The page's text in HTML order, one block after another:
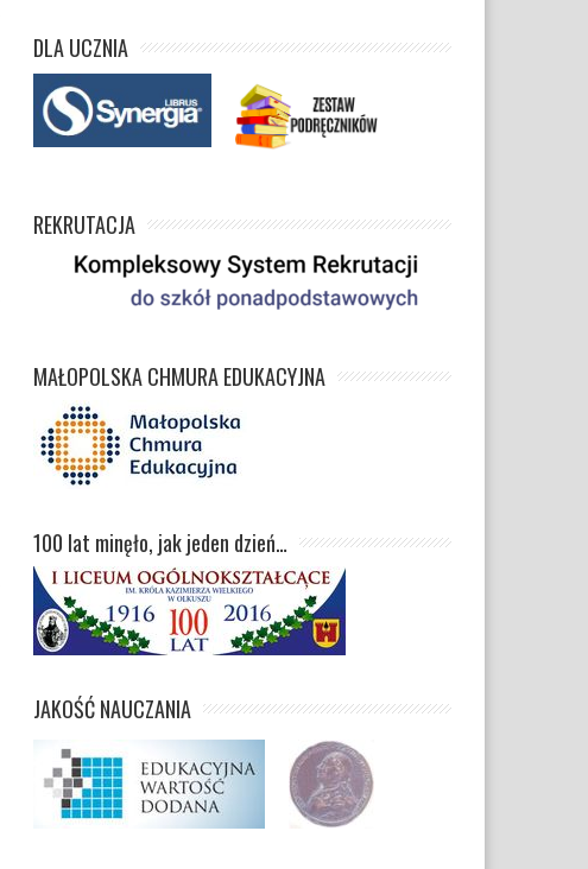
DLA UCZNIA
REKRUTACJA
MAŁOPOLSKA CHMURA EDUKACYJNA
100 lat minęło, jak jeden dzień…
JAKOŚĆ NAUCZANIA